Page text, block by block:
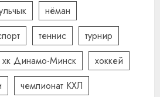
нёман
теннис
турнир
хк Динамо-Минск
хоккей
чемпионат КХЛ